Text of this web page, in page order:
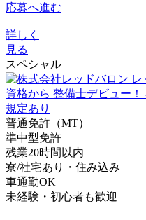
応募へ進む
詳しく
見る
スペシャル
普通免許（MT）
準中型免許
残業20時間以内
寮/社宅あり・住み込み
車通勤OK
未経験・初心者も歓迎